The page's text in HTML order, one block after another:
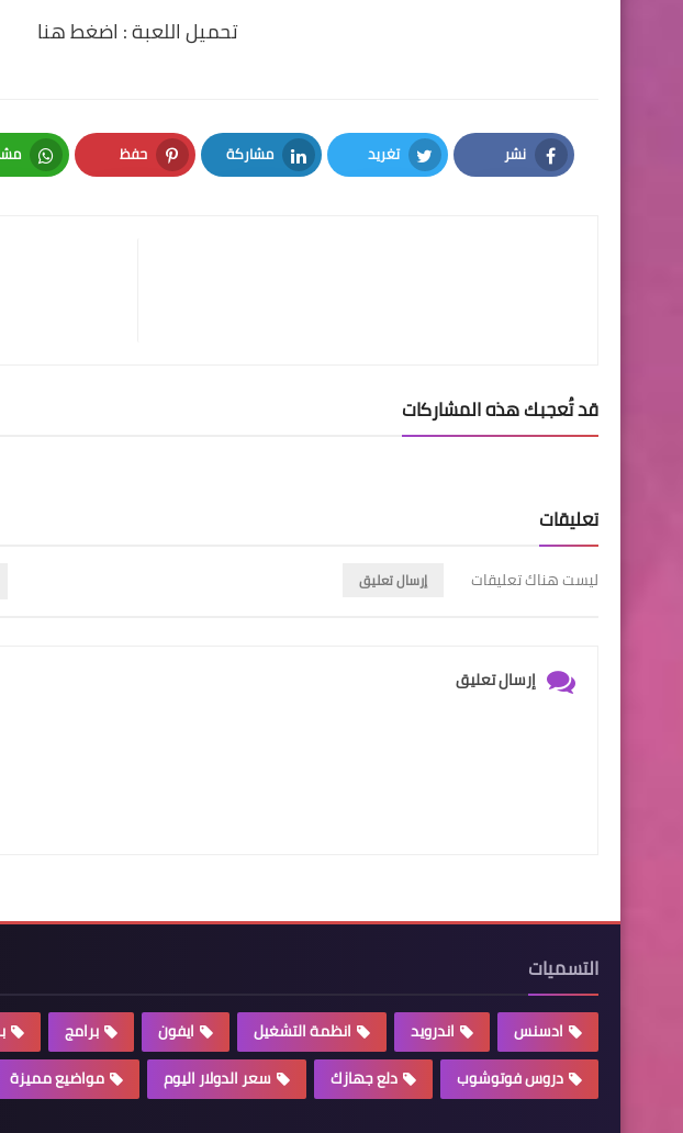
تحميل اللعبة : اضغط هنا
نشر
Facebook
تغريد
Twitter
مشاركة
LinkedIn
حفظ
Pinterest
قد تُعجبك هذه المشاركات
تعليقات
ليست هناك تعليقات إرسال تعليق
إرسال تعليق
التسميات
ادسنس اندرويد انظمة التشغيل ايفون برامج
دروس فوتوشوب
دلع جهازك سعر الدولار اليوم مواضيع مميزة